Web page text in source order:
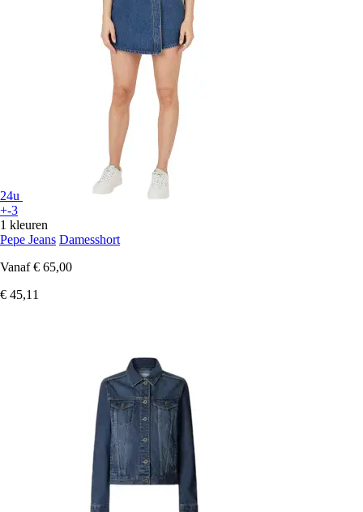
24u
+-3
1 kleuren
Pepe Jeans Damesshort
Vanaf € 65,00
€ 45,11